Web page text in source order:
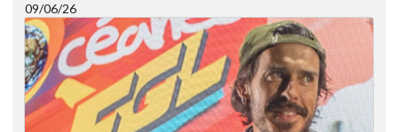
09/06/26